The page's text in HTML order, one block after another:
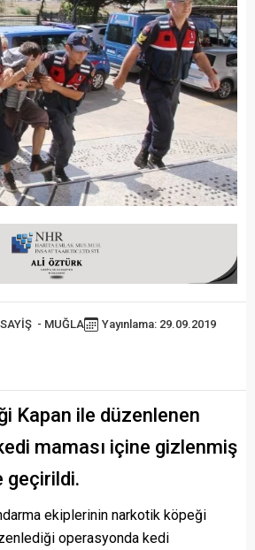
- MUĞLA Yayınlama: 29.09.2019
Kapan ile düzenlenen
maması içine gizlenmiş
geçirildi.
ekiplerinin narkotik köpeği
operasyonda kedi